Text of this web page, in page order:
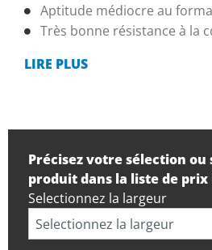
Aptitude médiocre au
Très bonne résistance à la
LIRE PLUS
Précisez votre sélection ou
produit dans la liste de
Selectionnez la largeur